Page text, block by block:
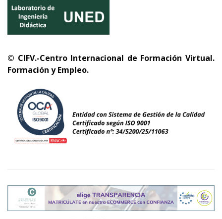
© CIFV.-Centro Internacional de Formación Virtual.
Formación y Empleo.